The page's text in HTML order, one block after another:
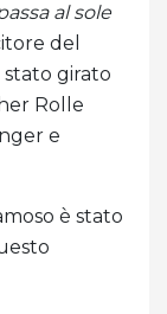
al sole
del
stato girato
Rolle
e
è stato